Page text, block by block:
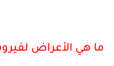
ما هي الأعراض